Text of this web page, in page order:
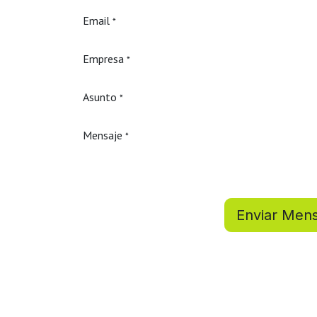
Email *
Empresa *
Asunto *
Mensaje *
Enviar